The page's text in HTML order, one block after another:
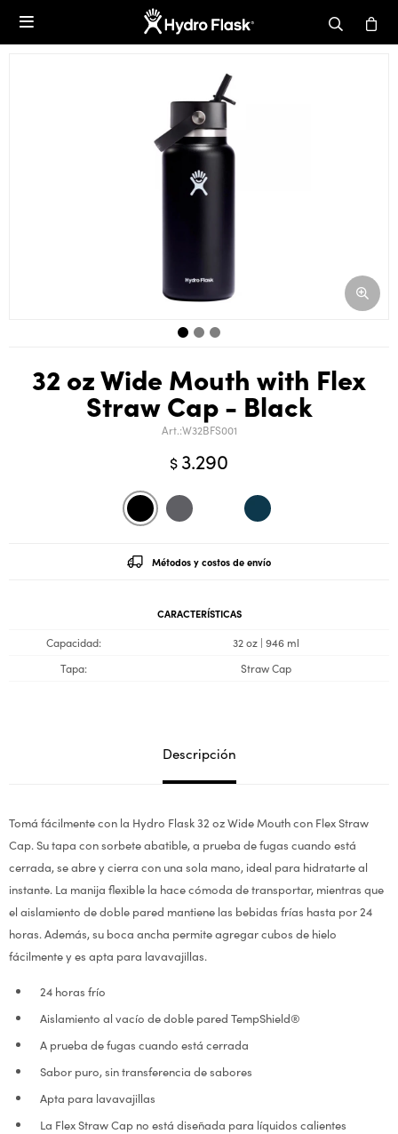

32 oz Wide Mouth with Flex
Straw Cap - Black
W32BFS001
$ 3.290
Métodos y costos de envío
CARACTERÍSTICAS
Capacidad
32 oz | 946 ml
Tapa
Straw Cap
Descripción
Tomá fácilmente con la Hydro Flask 32 oz Wide Mouth con Flex Straw
Cap. Su tapa con sorbete abatible, a prueba de fugas cuando está
cerrada, se abre y cierra con una sola mano, ideal para hidratarte al
instante. La manija flexible la hace cómoda de transportar, mientras que
el aislamiento de doble pared mantiene las bebidas frías hasta por 24
horas. Además, su boca ancha permite agregar cubos de hielo
fácilmente y es apta para lavavajillas.
24 horas frío
Aislamiento al vacío de doble pared TempShield®
A prueba de fugas cuando está cerrada
Sabor puro, sin transferencia de sabores
Apta para lavavajillas
La Flex Straw Cap no está diseñada para líquidos calientes